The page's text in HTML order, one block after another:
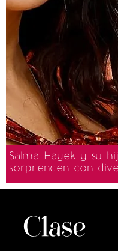
Salma Hayek y su
sorprenden con